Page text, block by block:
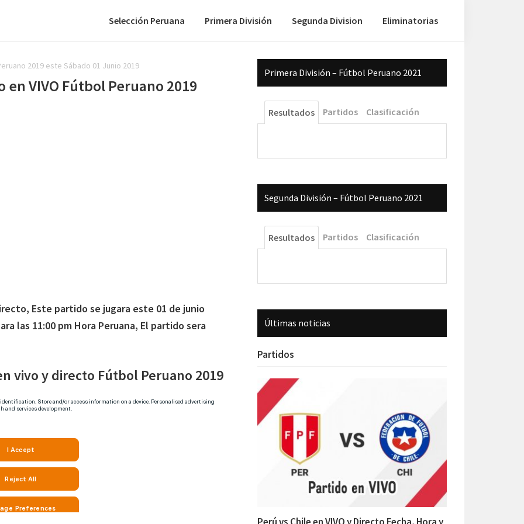
Selección Peruana Primera División Segunda Division Eliminatorias
2019 este Sábado 01 Junio 2019
en VIVO Fútbol Peruano 2019
Este partido se jugara este 01 de junio
las 11:00 pm Hora Peruana, El partido sera
vivo y directo Fútbol Peruano 2019
Barra
lateral
principal
Primera División – Fútbol Peruano 2021
Resultados Partidos Clasificación
Segunda División – Fútbol Peruano 2021
Resultados Partidos Clasificación
Últimas noticias
Partidos